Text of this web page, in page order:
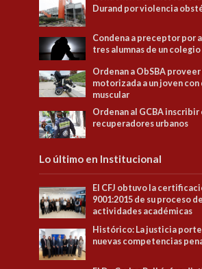
Durand por violencia
Condena a preceptor por
tres alumnas de un colegio
Ordenan a ObSBA
motorizada a un joven
muscular
Ordenan al GCBA inscribir
recuperadores urbanos
Lo último en Institucional
El CFJ obtuvo la
9001:2015 de su proceso
actividades académicas
Histórico: La justicia
nuevas competencias